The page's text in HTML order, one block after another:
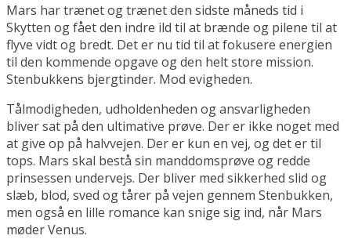
Mars har trænet og trænet den sidste måneds tid i
Skytten og fået den indre ild til at brænde og pilene til at
flyve vidt og bredt. Det er nu tid til at fokusere energien
til den kommende opgave og den helt store mission.
Stenbukkens bjergtinder. Mod evigheden.
Tålmodigheden, udholdenheden og ansvarligheden
bliver sat på den ultimative prøve. Der er ikke noget med
at give op på halvvejen. Der er kun en vej, og det er til
tops. Mars skal bestå sin manddomsprøve og redde
prinsessen undervejs. Der bliver med sikkerhed slid og
slæb, blod, sved og tårer på vejen gennem Stenbukken,
men også en lille romance kan snige sig ind, når Mars
møder Venus.